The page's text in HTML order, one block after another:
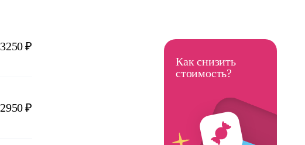
3250 ₽
2950 ₽
Как снизить
стоимость?